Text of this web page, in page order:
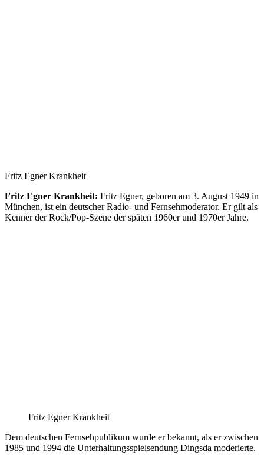
Fritz Egner Krankheit
Fritz Egner Krankheit: Fritz Egner, geboren am 3. August 1949 in
München, ist ein deutscher Radio- und Fernsehmoderator. Er gilt als
Kenner der Rock/Pop-Szene der späten 1960er und 1970er Jahre.
Fritz Egner Krankheit
Dem deutschen Fernsehpublikum wurde er bekannt, als er zwischen
1985 und 1994 die Unterhaltungsspielsendung Dingsda moderierte.